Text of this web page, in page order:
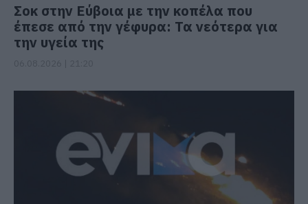
Σοκ στην Εύβοια με την κοπέλα που
έπεσε από την γέφυρα: Τα νεότερα για
την υγεία της